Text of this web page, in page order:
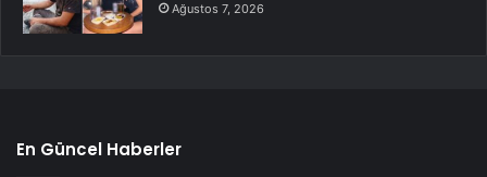
Ağustos 7, 2026
En Güncel Haberler